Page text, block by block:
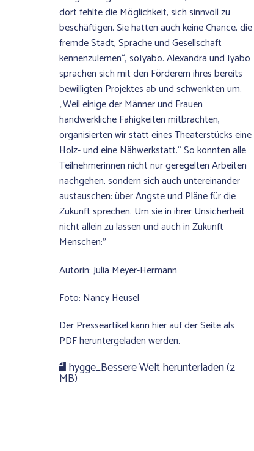
dort fehlte die Möglichkeit, sich sinnvoll zu
beschäftigen. Sie hatten auch keine Chance, die
fremde Stadt, Sprache und Gesellschaft
kennenzulernen“, soIyabo. Alexandra und Iyabo
sprachen sich mit den Förderern ihres bereits
bewilligten Projektes ab und schwenkten um.
„Weil einige der Männer und Frauen
handwerkliche Fähigkeiten mitbrachten,
organisierten wir statt eines Theaterstücks eine
Holz- und eine Nähwerkstatt.“ So konnten alle
Teilnehmerinnen nicht nur geregelten Arbeiten
nachgehen, sondern sich auch untereinander
austauschen: über Ängste und Pläne für die
Zukunft sprechen. Um sie in ihrer Unsicherheit
nicht allein zu lassen und auch in Zukunft
Menschen:"
Autorin: Julia Meyer-Hermann
Foto: Nancy Heusel
Der Presseartikel kann hier auf der Seite als
PDF heruntergeladen werden.
hygge_Bessere Welt herunterladen (2
MB)